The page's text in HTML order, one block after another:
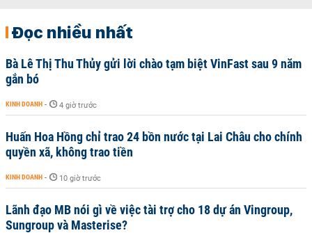
Đọc nhiều nhất
Bà Lê Thị Thu Thủy gửi lời chào tạm biệt VinFast sau 9 năm
gắn bó
KINH DOANH - 4 giờ trước
Huấn Hoa Hồng chỉ trao 24 bồn nước tại Lai Châu cho chính
quyền xã, không trao tiền
KINH DOANH - 10 giờ trước
Lãnh đạo MB nói gì về việc tài trợ cho 18 dự án Vingroup,
Sungroup và Masterise?